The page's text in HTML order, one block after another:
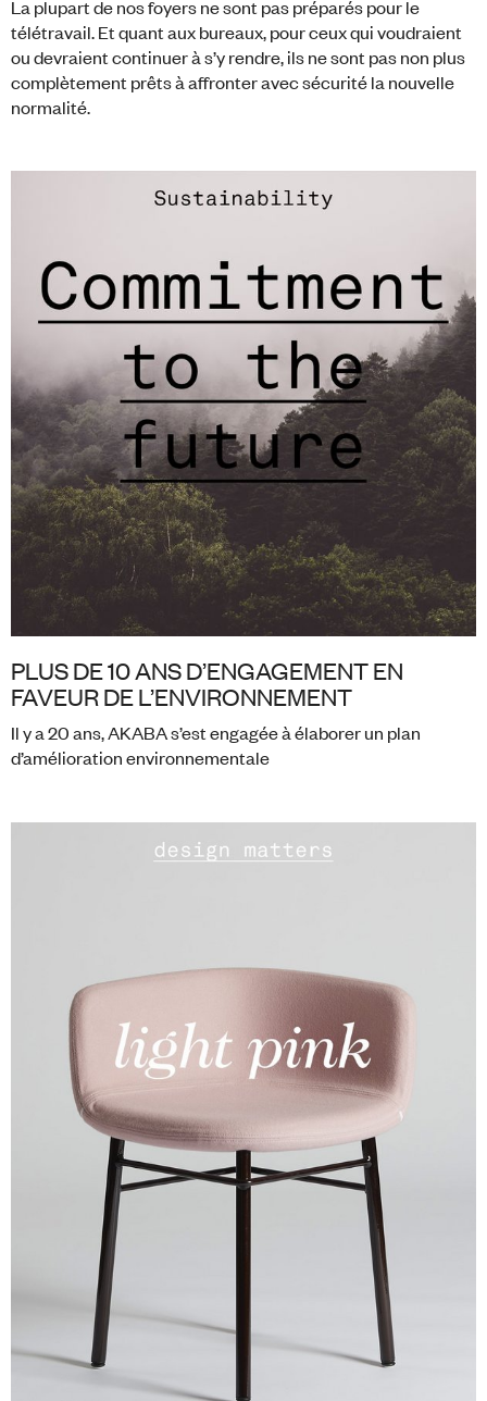
La plupart de nos foyers ne sont pas préparés pour le
télétravail. Et quant aux bureaux, pour ceux qui voudraient
ou devraient continuer à s’y rendre, ils ne sont pas non plus
complètement prêts à affronter avec sécurité la nouvelle
normalité.
PLUS DE 10 ANS D’ENGAGEMENT EN
FAVEUR DE L’ENVIRONNEMENT
Il y a 20 ans, AKABA s’est engagée à élaborer un plan
d’amélioration environnementale